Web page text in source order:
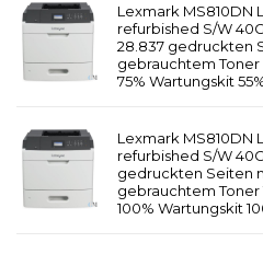
Lexmark MS810DN
refurbished S/W
28.837 gedruckten
gebrauchtem Toner
75% Wartungskit
Lexmark MS810DN
refurbished S/W
gedruckten Seiten
gebrauchtem Toner
100% Wartungskit